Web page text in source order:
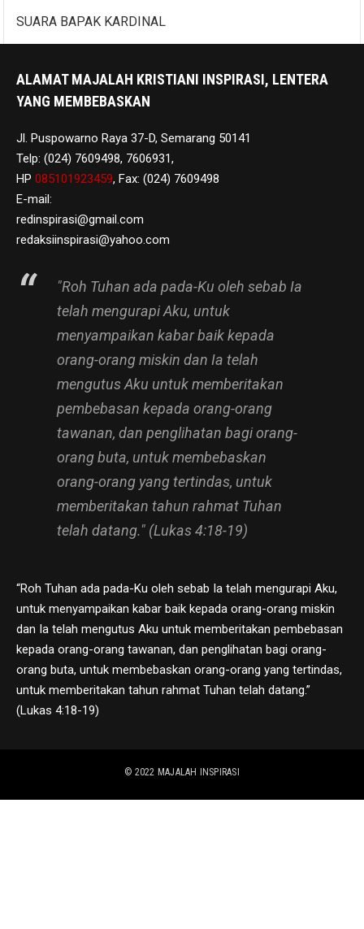
SUARA BAPAK KARDINAL
ALAMAT MAJALAH KRISTIANI INSPIRASI, LENTERA
YANG MEMBEBASKAN
Jl. Puspowarno Raya 37-D, Semarang 50141
Telp: (024) 7609498, 7606931,
HP 085101923459, Fax: (024) 7609498
E-mail:
redinspirasi@gmail.com
redaksiinspirasi@yahoo.com
"Roh Tuhan ada pada-Ku oleh sebab Ia
telah mengurapi Aku, untuk
menyampaikan kabar baik kepada
orang-orang miskin dan Ia telah
mengutus Aku untuk memberitakan
pembebasan kepada orang-orang
tawanan, dan penglihatan bagi orang-
orang buta, untuk membebaskan
orang-orang yang tertindas, untuk
memberitakan tahun rahmat Tuhan
telah datang." (Lukas 4:18-19)
“Roh Tuhan ada pada-Ku oleh sebab Ia telah mengurapi Aku,
untuk menyampaikan kabar baik kepada orang-orang miskin
dan Ia telah mengutus Aku untuk memberitakan pembebasan
kepada orang-orang tawanan, dan penglihatan bagi orang-
orang buta, untuk membebaskan orang-orang yang tertindas,
untuk memberitakan tahun rahmat Tuhan telah datang.”
(Lukas 4:18-19)
© 2022 MAJALAH INSPIRASI